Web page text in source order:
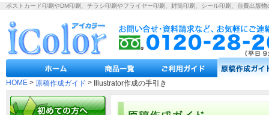
ポストカード印刷やDM印刷、チラシ印刷やフライヤー印刷、封筒印刷、シール印刷、自費出版物
HOME > 原稿作成ガイド > Illustrator作成の手引き